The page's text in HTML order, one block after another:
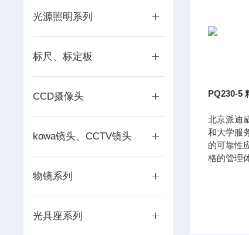
光源照明系列
标尺、标定板
CCD摄像头
kowa镜头、CCTV镜头
物镜系列
光具座系列
PQ230-5
北京派迪
和大学服
的可靠性
格的管理